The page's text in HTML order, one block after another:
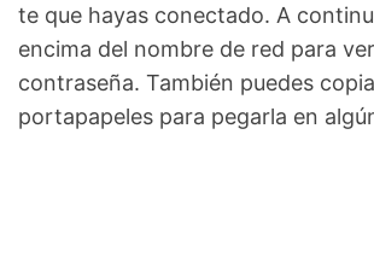
te que hayas conectado. A
encima del nombre de red para
contraseña. También puedes
portapapeles para pegarla en